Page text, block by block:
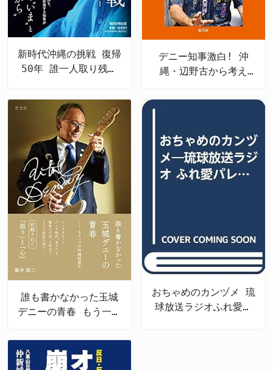
新時代沖縄の挑戦 復帰
50年 誰一人取り残さ
デニー知事激白! 沖
縄・辺野古から考え
誰も書かなかった玉城
デニーの青春 もう一つ
おちゃめのカンヅメ 琉
球放送ラジオふれ愛パ